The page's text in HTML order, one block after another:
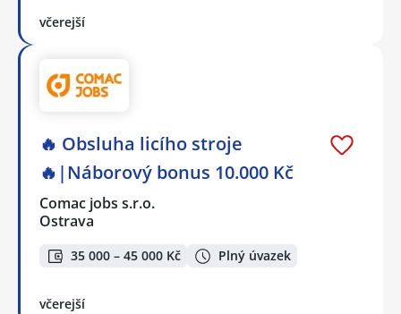
včerejší
🔥 Obsluha licího stroje
🔥|Náborový bonus 10.000 Kč
Comac jobs s.r.o.
Ostrava
35 000 – 45 000 Kč Plný úvazek
včerejší